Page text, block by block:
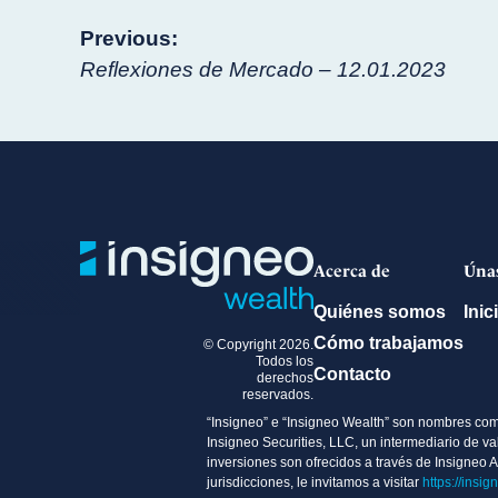
Navegación
entradas
Previous:
Reflexiones de Mercado – 12.01.2023
© Copyright 2026.
Todos los
derechos
reservados.
Acerca de
Quiénes somos
Cómo trabajamos
Contacto
“Insigneo” e “Insigneo Wealth” son nombres
Insigneo Securities, LLC, un intermediario de
inversiones son ofrecidos a través de Insigneo
jurisdicciones, le invitamos a visitar https://